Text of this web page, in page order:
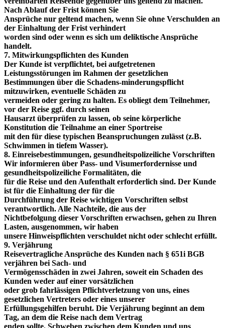
Nach Ablauf der Frist können Sie
Ansprüche nur geltend machen, wenn Sie ohne Verschulden an
der Einhaltung der Frist verhindert
worden sind oder wenn es sich um deliktische Ansprüche
handelt.
7. Mitwirkungspflichten des Kunden
Der Kunde ist verpflichtet, bei aufgetretenen
Leistungsstörungen im Rahmen der gesetzlichen
Bestimmungen über die Schadens-minderungspflicht
mitzuwirken, eventuelle Schäden zu
vermeiden oder gering zu halten. Es obliegt dem Teilnehmer,
vor der Reise ggf. durch seinen
Hausarzt überprüfen zu lassen, ob seine körperliche
Konstitution die Teilnahme an einer Sportreise
mit den für diese typischen Beanspruchungen zulässt (z.B.
Schwimmen in tiefem Wasser).
8. Einreisebestimmungen, gesundheitspolizeiliche Vorschriften
Wir informieren über Pass- und Visumerfordernisse und
gesundheitspolizeiliche Formalitäten, die
für die Reise und den Aufenthalt erforderlich sind. Der Kunde
ist für die Einhaltung der für die
Durchführung der Reise wichtigen Vorschriften selbst
verantwortlich. Alle Nachteile, die aus der
Nichtbefolgung dieser Vorschriften erwachsen, gehen zu Ihren
Lasten, ausgenommen, wir haben
unsere Hinweispflichten verschuldet nicht oder schlecht erfüllt.
9. Verjährung
Reisevertragliche Ansprüche des Kunden nach § 651i BGB
verjähren bei Sach- und
Vermögensschäden in zwei Jahren, soweit ein Schaden des
Kunden weder auf einer vorsätzlichen
oder grob fahrlässigen Pflichtverletzung von uns, eines
gesetzlichen Vertreters oder eines unserer
Erfüllungsgehilfen beruht. Die Verjährung beginnt an dem
Tag, an dem die Reise nach dem Vertrag
enden sollte. Schweben zwischen dem Kunden und uns